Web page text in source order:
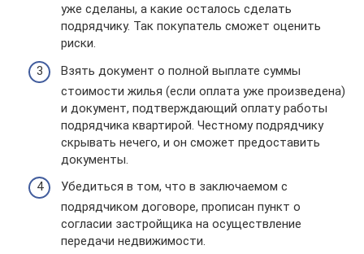
уже сделаны, а какие осталось сделать
подрядчику. Так покупатель сможет оценить
риски.
Взять документ о полной выплате суммы
стоимости жилья (если оплата уже произведена)
и документ, подтверждающий оплату работы
подрядчика квартирой. Честному подрядчику
скрывать нечего, и он сможет предоставить
документы.
Убедиться в том, что в заключаемом с
подрядчиком договоре, прописан пункт о
согласии застройщика на осуществление
передачи недвижимости.